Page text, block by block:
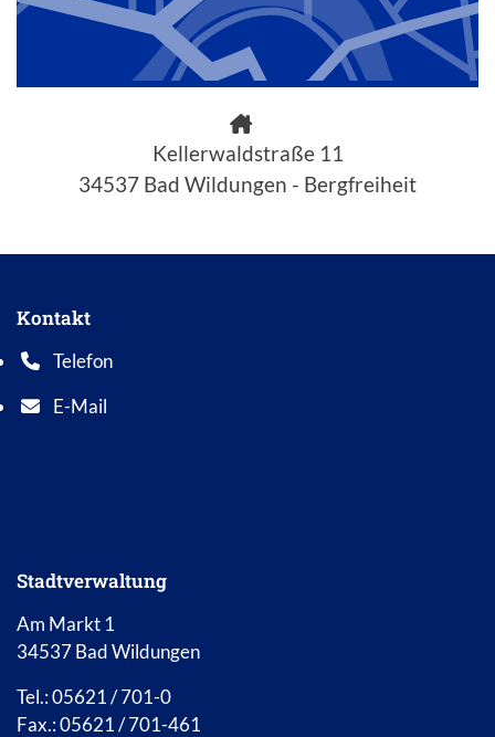
Kellerwaldstraße 11
34537 Bad Wildungen - Bergfreiheit
Kontakt
Telefon
Telefonnummer: 0 5 6 2 1 7 0 1 0
E-Mail
E-Mail Adresse: info@bad-wildungen.de
Stadtverwaltung
Am Markt 1
34537 Bad Wildungen
Tel.: 05621 / 701-0
Fax.: 05621 / 701-461